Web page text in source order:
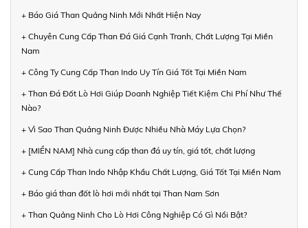
+ Báo Giá Than Quảng Ninh Mới Nhất Hiện Nay
+ Chuyên Cung Cấp Than Đá Giá Cạnh Tranh, Chất Lượng Tại Miền
Nam
+ Công Ty Cung Cấp Than Indo Uy Tín Giá Tốt Tại Miền Nam
+ Than Đá Đốt Lò Hơi Giúp Doanh Nghiệp Tiết Kiệm Chi Phí Như Thế
Nào?
+ Vì Sao Than Quảng Ninh Được Nhiều Nhà Máy Lựa Chọn?
+ [MIỀN NAM] Nhà cung cấp than đá uy tín, giá tốt, chất lượng
+ Cung Cấp Than Indo Nhập Khẩu Chất Lượng, Giá Tốt Tại Miền Nam
+ Báo giá than đốt lò hơi mới nhất tại Than Nam Sơn
+ Than Quảng Ninh Cho Lò Hơi Công Nghiệp Có Gì Nổi Bật?